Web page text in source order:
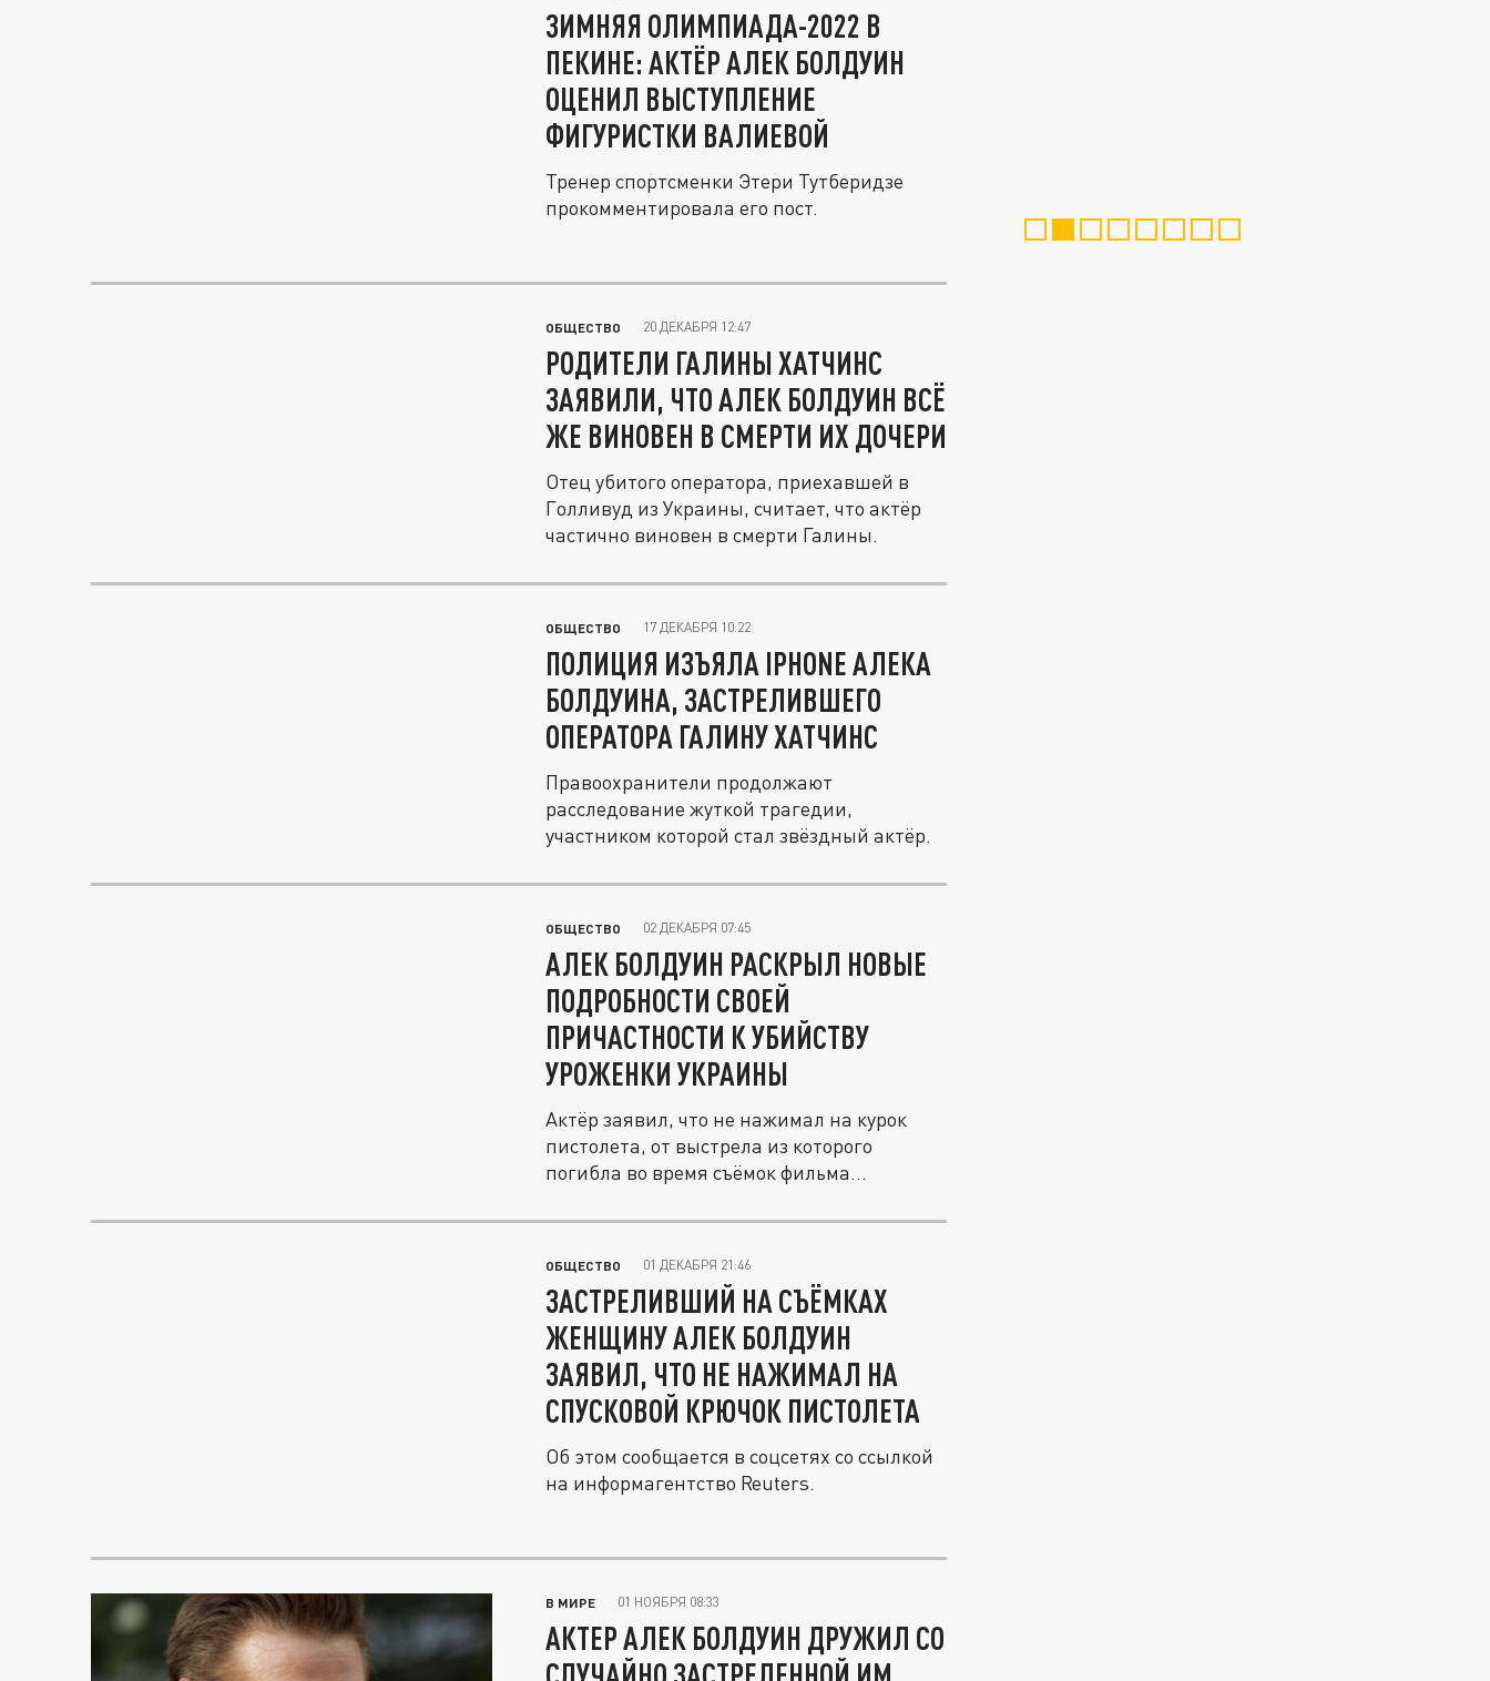
ЗИМНЯЯ ОЛИМПИАДА-2022 В
ПЕКИНЕ: АКТЁР АЛЕК БОЛДУИН
ОЦЕНИЛ ВЫСТУПЛЕНИЕ
ФИГУРИСТКИ ВАЛИЕВОЙ
Тренер спортсменки Этери Тутберидзе
прокомментировала его пост.
ОБЩЕСТВО 20 ДЕКАБРЯ 12:47
РОДИТЕЛИ ГАЛИНЫ ХАТЧИНС
ЗАЯВИЛИ, ЧТО АЛЕК БОЛДУИН ВСЁ
ЖЕ ВИНОВЕН В СМЕРТИ ИХ ДОЧЕРИ
Отец убитого оператора, приехавшей в
Голливуд из Украины, считает, что актёр
частично виновен в смерти Галины.
ОБЩЕСТВО 17 ДЕКАБРЯ 10:22
ПОЛИЦИЯ ИЗЪЯЛА IPHONE АЛЕКА
БОЛДУИНА, ЗАСТРЕЛИВШЕГО
ОПЕРАТОРА ГАЛИНУ ХАТЧИНС
Правоохранители продолжают
расследование жуткой трагедии,
участником которой стал звёздный актёр.
ОБЩЕСТВО 02 ДЕКАБРЯ 07:45
АЛЕК БОЛДУИН РАСКРЫЛ НОВЫЕ
ПОДРОБНОСТИ СВОЕЙ
ПРИЧАСТНОСТИ К УБИЙСТВУ
УРОЖЕНКИ УКРАИНЫ
Актёр заявил, что не нажимал на курок
пистолета, от выстрела из которого
погибла во время съёмок фильма...
ОБЩЕСТВО 01 ДЕКАБРЯ 21:46
ЗАСТРЕЛИВШИЙ НА СЪЁМКАХ
ЖЕНЩИНУ АЛЕК БОЛДУИН
ЗАЯВИЛ, ЧТО НЕ НАЖИМАЛ НА
СПУСКОВОЙ КРЮЧОК ПИСТОЛЕТА
Об этом сообщается в соцсетях со ссылкой
на информагентство Reuters.
В МИРЕ 01 НОЯБРЯ 08:33
АКТЕР АЛЕК БОЛДУИН ДРУЖИЛ СО